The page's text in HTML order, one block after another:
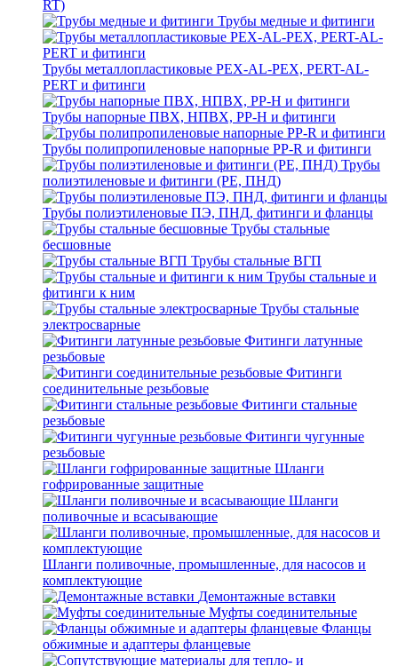
RT)
Трубы медные и фитинги
Трубы металлопластиковые PEX-AL-PEX, PERT-AL-
PERT и фитинги
Трубы напорные ПВХ, НПВХ, PP-H и фитинги
Трубы полипропиленовые напорные PP-R и фитинги
Трубы
полиэтиленовые и фитинги (PE, ПНД)
Трубы полиэтиленовые ПЭ, ПНД, фитинги и фланцы
Трубы стальные
бесшовные
Трубы стальные ВГП
Трубы стальные и
фитинги к ним
Трубы стальные
электросварные
Фитинги латунные
резьбовые
Фитинги
соединительные резьбовые
Фитинги стальные
резьбовые
Фитинги чугунные
резьбовые
Шланги
гофрированные защитные
Шланги
поливочные и всасывающие
Шланги поливочные, промышленные, для насосов и
комплектующие
Демонтажные вставки
Муфты соединительные
Фланцы
обжимные и адаптеры фланцевые